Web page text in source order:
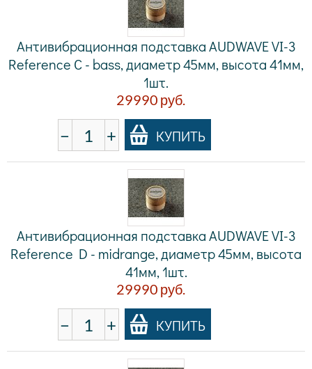
Антивибрационная подставка AUDWAVE VI-3
Reference C - bass, диаметр 45мм, высота 41мм,
1шт.
29990 руб.
− + КУПИТЬ
Антивибрационная подставка AUDWAVE VI-3
Reference D - midrange, диаметр 45мм, высота
41мм, 1шт.
29990 руб.
− + КУПИТЬ